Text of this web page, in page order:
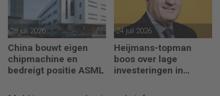
28 juli 2026
China bouwt eigen
chipmachine en
bedreigt positie ASML
24 juli 2026
Heijmans-topman
boos over lage
investeringen in